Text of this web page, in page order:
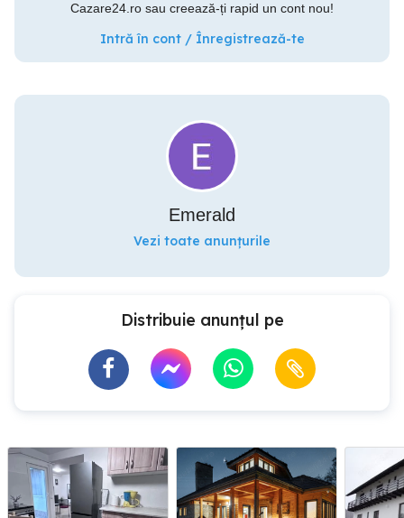
Cazare24.ro sau creează-ți rapid un cont nou!
Intră în cont / Înregistrează-te
Emerald
Vezi toate anunțurile
Distribuie anunțul pe